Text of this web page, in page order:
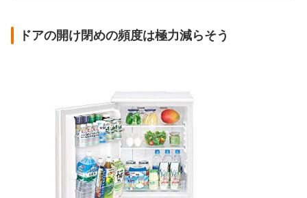
ドアの開け閉めの頻度は極力減らそう